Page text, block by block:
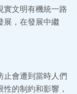
實文明有機統一路
展，在發展中繼
止會遭到當時人們
的制約和影響，